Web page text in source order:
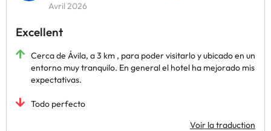
Avril 2026
Excellent
Cerca de Ávila, a 3 km , para poder visitarlo y ubicado en un
entorno muy tranquilo. En general el hotel ha mejorado mis
expectativas.
Todo perfecto
Voir la traduction